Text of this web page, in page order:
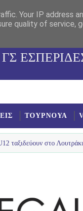
ΓΣ
ΤΟΥΡΝΟΥΑ
στο Λουτράκι!
Your IP address
quality of service,